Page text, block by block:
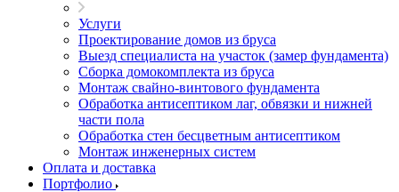
Услуги
Проектирование домов из бруса
Выезд специалиста на участок (замер фундамента)
Сборка домокомплекта из бруса
Монтаж свайно-винтового фундамента
Обработка антисептиком лаг, обвязки и нижней
части пола
Обработка стен бесцветным антисептиком
Монтаж инженерных систем
Оплата и доставка
Портфолио